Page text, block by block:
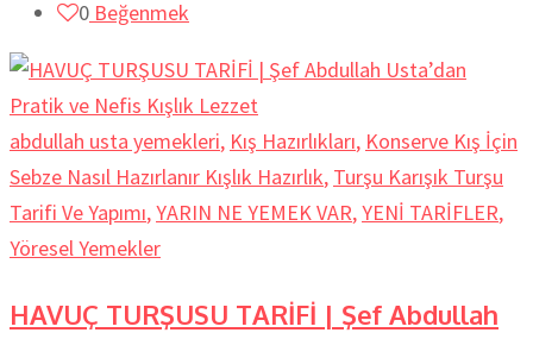
0 Beğenmek
abdullah usta yemekleri, Kış Hazırlıkları, Konserve Kış İçin
Sebze Nasıl Hazırlanır Kışlık Hazırlık, Turşu Karışık Turşu
Tarifi Ve Yapımı,YARIN NE YEMEK VAR,YENİ TARİFLER,
Yöresel Yemekler
HAVUÇ TURŞUSU TARİFİ | Şef Abdullah